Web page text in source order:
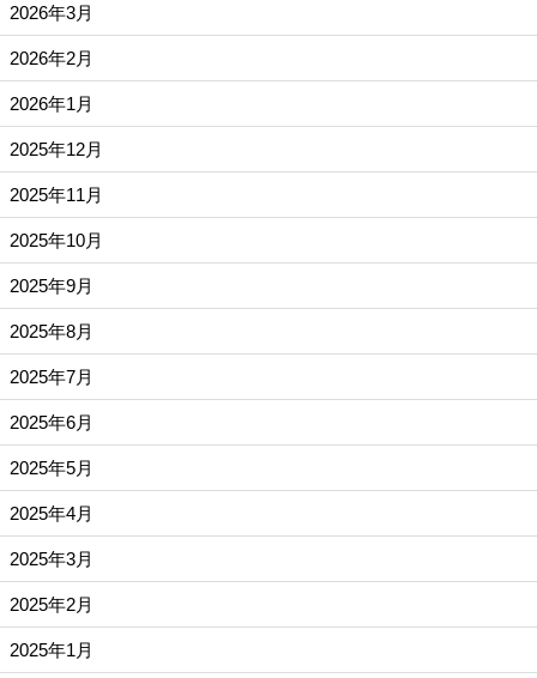
2026年3月
2026年2月
2026年1月
2025年12月
2025年11月
2025年10月
2025年9月
2025年8月
2025年7月
2025年6月
2025年5月
2025年4月
2025年3月
2025年2月
2025年1月